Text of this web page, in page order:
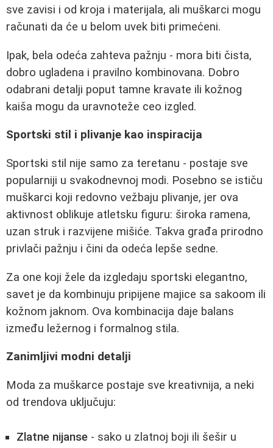
sve zavisi i od kroja i materijala, ali muškarci mogu
računati da će u belom uvek biti primećeni.
Ipak, bela odeća zahteva pažnju - mora biti čista,
dobro ugladena i pravilno kombinovana. Dobro
odabrani detalji poput tamne kravate ili kožnog
kaiša mogu da uravnoteže ceo izgled.
Sportski stil i plivanje kao inspiracija
Sportski stil nije samo za teretanu - postaje sve
popularniji u svakodnevnoj modi. Posebno se ističu
muškarci koji redovno vežbaju plivanje, jer ova
aktivnost oblikuje atletsku figuru: široka ramena,
uzan struk i razvijene mišiće. Takva građa prirodno
privlači pažnju i čini da odeća lepše sedne.
Za one koji žele da izgledaju sportski elegantno,
savet je da kombinuju pripijene majice sa sakoom ili
kožnom jaknom. Ova kombinacija daje balans
između ležernog i formalnog stila.
Zanimljivi modni detalji
Moda za muškarce postaje sve kreativnija, a neki
od trendova uključuju:
Zlatne nijanse - sako u zlatnoj boji ili šešir u